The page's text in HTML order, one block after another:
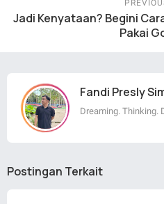
Jadi Kenyataan? Begini
Pakai
Fandi Presly
Dreaming. Thinking.
Postingan Terkait